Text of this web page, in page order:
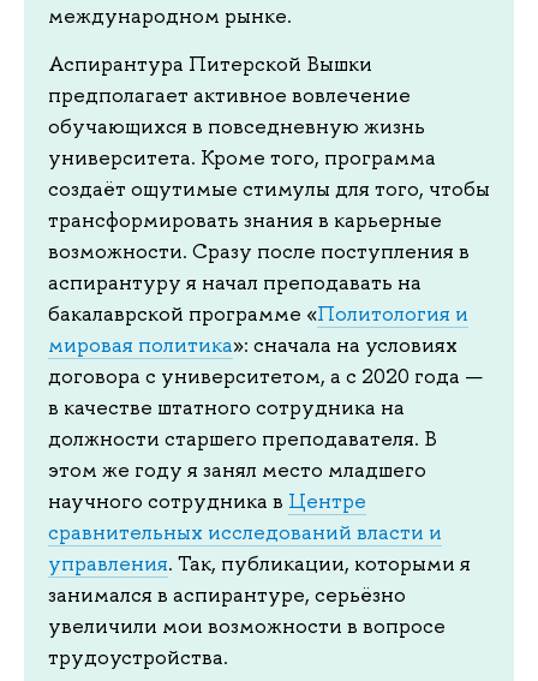
международном рынке.
Аспирантура Питерской Вышки
предполагает активное вовлечение
обучающихся в повседневную жизнь
университета. Кроме того, программа
создаёт ощутимые стимулы для того, чтобы
трансформировать знания в карьерные
возможности. Сразу после поступления в
аспирантуру я начал преподавать на
бакалаврской программе «Политология и
мировая политика»: сначала на условиях
договора с университетом, а с 2020 года —
в качестве штатного сотрудника на
должности старшего преподавателя. В
этом же году я занял место младшего
научного сотрудника в Центре
сравнительных исследований власти и
управления. Так, публикации, которыми я
занимался в аспирантуре, серьёзно
увеличили мои возможности в вопросе
трудоустройства.